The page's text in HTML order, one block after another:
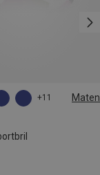
+11 Maten